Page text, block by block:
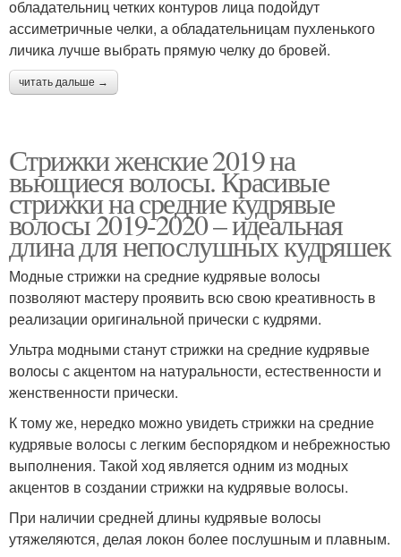
обладательниц четких контуров лица подойдут
ассиметричные челки, а обладательницам пухленького
личика лучше выбрать прямую челку до бровей.
читать дальше →
Стрижки женские 2019 на
вьющиеся волосы. Красивые
стрижки на средние кудрявые
волосы 2019-2020 – идеальная
длина для непослушных кудряшек
Модные стрижки на средние кудрявые волосы
позволяют мастеру проявить всю свою креативность в
реализации оригинальной прически с кудрями.
Ультра модными станут стрижки на средние кудрявые
волосы с акцентом на натуральности, естественности и
женственности прически.
К тому же, нередко можно увидеть стрижки на средние
кудрявые волосы с легким беспорядком и небрежностью
выполнения. Такой ход является одним из модных
акцентов в создании стрижки на кудрявые волосы.
При наличии средней длины кудрявые волосы
утяжеляются, делая локон более послушным и плавным.